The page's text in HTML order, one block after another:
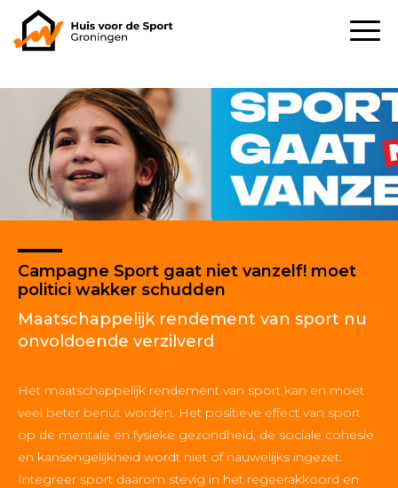
Campagne Sport gaat niet vanzelf! moet
politici wakker schudden
Maatschappelijk rendement van sport nu
onvoldoende verzilverd
Het maatschappelijk rendement van sport kan en moet
veel beter benut worden. Het positieve effect van sport
op de mentale en fysieke gezondheid, de sociale cohesie
en kansengelijkheid wordt niet of nauwelijks ingezet.
Integreer sport daarom stevig in het regeerakkoord en